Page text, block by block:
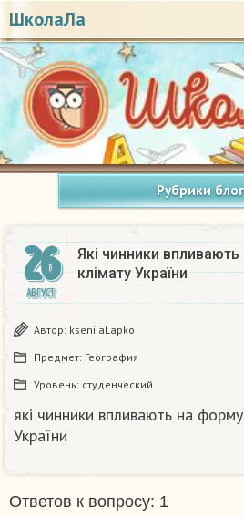
ШколаЛа
Рубрики
26
АВГУСТ
Які чинники
клімату України​
Автор: kseniiaLapko
Предмет: География
Уровень: студенческий
які чинники впливають на
України​
Ответов к вопросу: 1